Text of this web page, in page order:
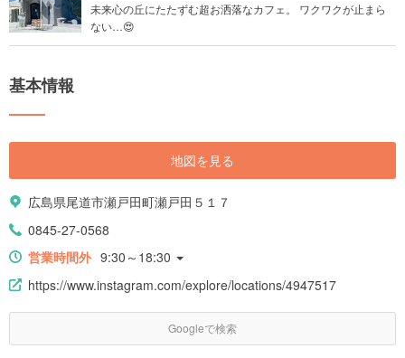
未来心の丘にたたずむ超お洒落なカフェ。 ワクワクが止まら
ない…😍
基本情報
地図を見る
広島県尾道市瀬戸田町瀬戸田５１７
0845-27-0568
営業時間外 9:30～18:30
https://www.instagram.com/explore/locations/4947517
Googleで検索